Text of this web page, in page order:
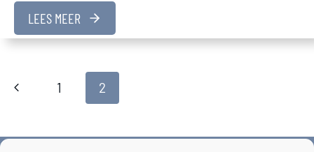
LEES MEER
Page
navigation
Previous1 2